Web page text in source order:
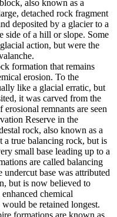
also known as a
detached rock fragment
deposited by a glacier to a
side of a hill or slope. Some
action, but were the
formation that remains
erosion. To the
like a glacial erratic, but
it was carved from the
remnants are seen
Reserve in the
rock, also known as a
a true balancing rock, but is
small base leading up to a
are called balancing
undercut base was attributed
but is now believed to
chemical
be retained longest.
formations are known as